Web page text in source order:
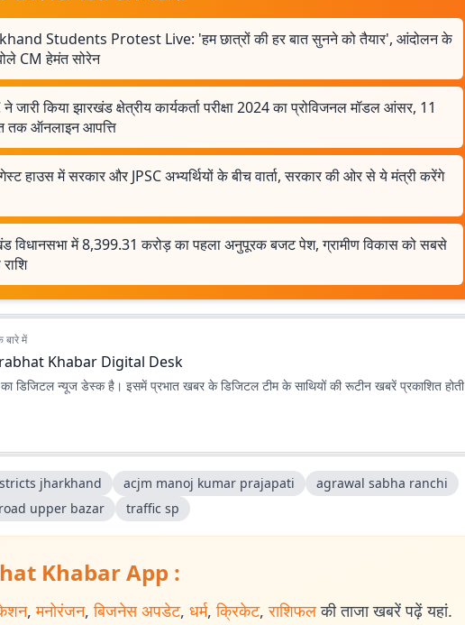
Students Protest Live: 'हम छात्रों की हर बात सुनने को तैयार', आंदोलन के
CM हेमंत सोरेन
ने जारी किया झारखंड क्षेत्रीय कार्यकर्ता परीक्षा 2024 का प्रोविजनल मॉडल आंसर, 11
तक ऑनलाइन आपत्ति
हाउस में सरकार और JPSC अभ्यर्थियों के बीच वार्ता, सरकार की ओर से ये मंत्री करेंगे
विधानसभा में 8,399.31 करोड़ का पहला अनुपूरक बजट पेश, ग्रामीण विकास को सबसे
राशि
में
Khabar Digital Desk
डिजिटल न्यूज डेस्क है। इसमें प्रभात खबर के डिजिटल टीम के साथियों की रूटीन खबरें प्रकाशित होती
jharkhand acjm manoj kumar prajapati
agrawal sabha ranchi
upper bazar
traffic sp
Khabar App :
, मनोरंजन, बिजनेस अपडेट, धर्म, क्रिकेट, राशिफल की ताजा खबरें पढ़ें यहां.